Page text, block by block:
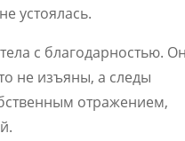
устоялась.
с благодарностью.
не изъяны, а следы
отражением,